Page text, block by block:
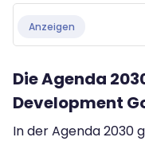
Anzeigen
Die Agenda
Development
In der Agenda 2030